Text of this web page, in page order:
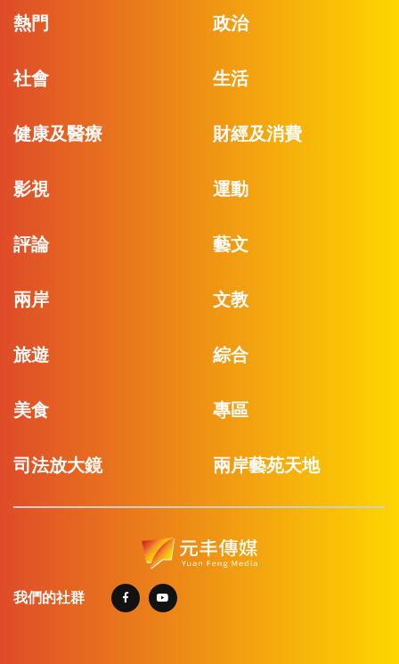
熱門 政治
社會 生活
健康及醫療 財經及消費
影視 運動
評論 藝文
兩岸 文教
旅遊 綜合
美食 專區
司法放大鏡 兩岸藝苑天地
我們的社群